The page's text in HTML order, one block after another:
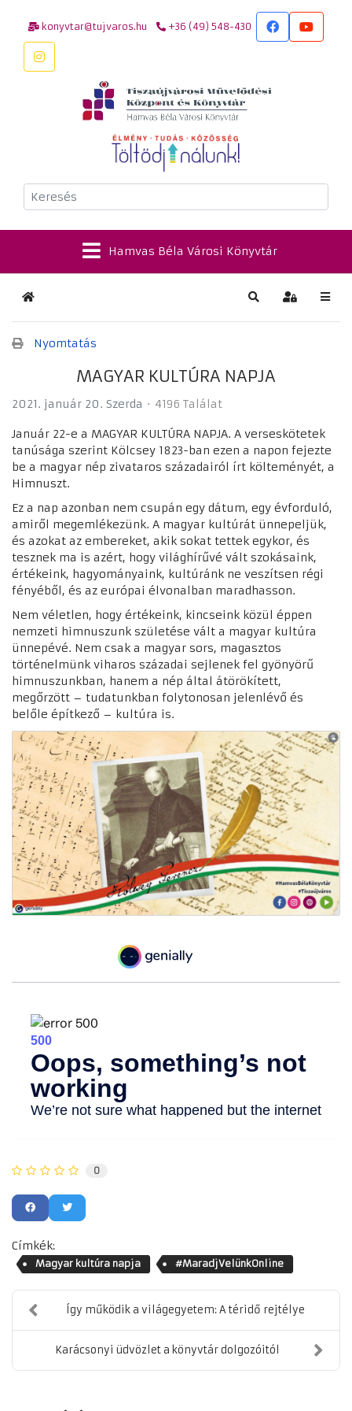
konyvtar@tujvaros.hu +36 (49) 548-430
Keresés
Hamvas Béla Városi Könyvtár
Kezdőlap Keresés
Nyomtatás
MAGYAR KULTÚRA NAPJA
2021. január 20. Szerda 4196 Találat
Január 22-e a MAGYAR KULTÚRA NAPJA. A verseskötetek
tanúsága szerint Kölcsey 1823-ban ezen a napon fejezte
be a magyar nép zivataros századairól írt költeményét, a
Himnuszt.
Ez a nap azonban nem csupán egy dátum, egy évforduló,
amiről megemlékezünk. A magyar kultúrát ünnepeljük,
és azokat az embereket, akik sokat tettek egykor, és
tesznek ma is azért, hogy világhírűvé vált szokásaink,
értékeink, hagyományaink, kultúránk ne veszítsen régi
fényéből, és az európai élvonalban maradhasson.
Nem véletlen, hogy értékeink, kincseink közül éppen
nemzeti himnuszunk születése vált a magyar kultúra
ünnepévé. Nem csak a magyar sors, magasztos
történelmünk viharos századai sejlenek fel gyönyörű
himnuszunkban, hanem a nép által átörökített,
megőrzött – tudatunkban folytonosan jelenlévő és
belőle építkező – kultúra is.
0
Címkék:
Magyar kultúra napja #MaradjVelünkOnline
Így működik a világegyetem: A téridő rejtélye
Karácsonyi üdvözlet a könyvtár dolgozóitól